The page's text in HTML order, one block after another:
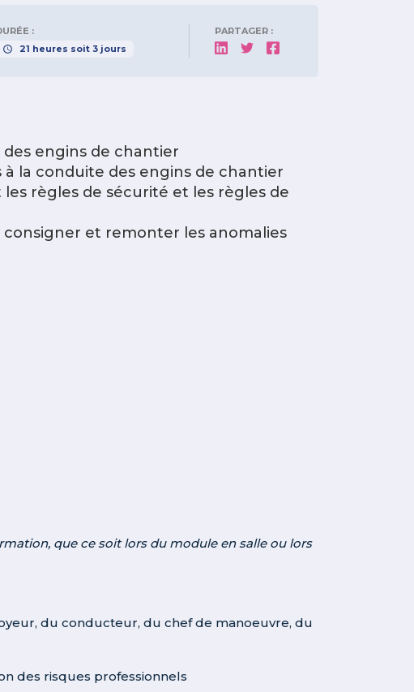
:
21 heures soit 3jours
PARTAGER :
engins de chantier
la conduite des engins de chantier
règles de sécurité et les règles de
et remonter les anomalies
que ce soit lors du module en salle ou lors
du conducteur, du chef de manoeuvre, du
des risques professionnels